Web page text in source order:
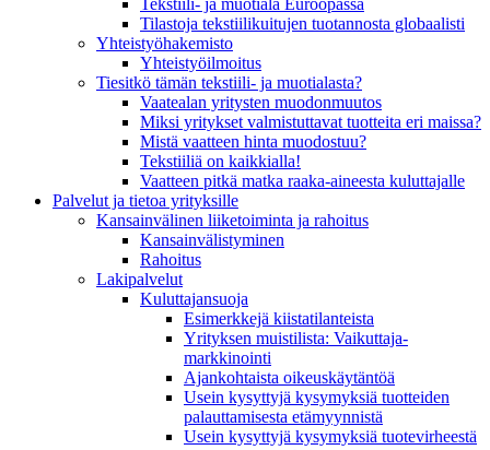
Tekstiili- ja muotiala Euroopassa
Tilastoja tekstiilikuitujen tuotannosta globaalisti
Yhteistyö­hakemisto
Yhteistyöilmoitus
Tiesitkö tämän tekstiili- ja muotialasta?
Vaatealan yritysten muodonmuutos
Miksi yritykset valmistuttavat tuotteita eri maissa?
Mistä vaatteen hinta muodostuu?
Tekstiiliä on kaikkialla!
Vaatteen pitkä matka raaka-aineesta kuluttajalle
Palvelut ja tietoa yrityksille
Kansainvälinen liiketoiminta ja rahoitus
Kansain­välistyminen
Rahoitus
Lakipalvelut
Kuluttajansuoja
Esimerkkejä kiistatilanteista
Yrityksen muistilista: Vaikuttaja­
markkinointi
Ajankohtaista oikeuskäytäntöä
Usein kysyttyjä kysymyksiä tuotteiden
palauttamisesta etämyynnistä
Usein kysyttyjä kysymyksiä tuotevirheestä